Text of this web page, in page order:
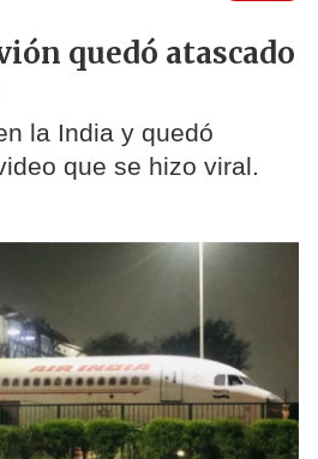
quedó atascado
la India y quedó
que se hizo viral.